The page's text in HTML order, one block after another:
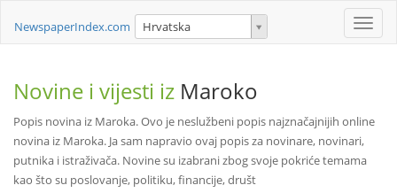
Toggle
NewspaperIndex.com Hrvatska
Novine i vijesti iz Maroko
Popis novina iz Maroka. Ovo je neslužbeni popis najznačajnijih online
novina iz Maroka. Ja sam napravio ovaj popis za novinare, novinari,
putnika i istraživača. Novine su izabrani zbog svoje pokriće temama
kao što su poslovanje, politiku, financije, društ